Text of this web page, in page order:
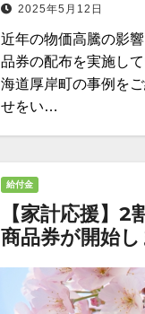
2025年5月12日
近年の物価高騰の影
品券の配布を実施し
海道厚岸町の事例を
せをい…
給付金
【家計応援】
商品券が開始し